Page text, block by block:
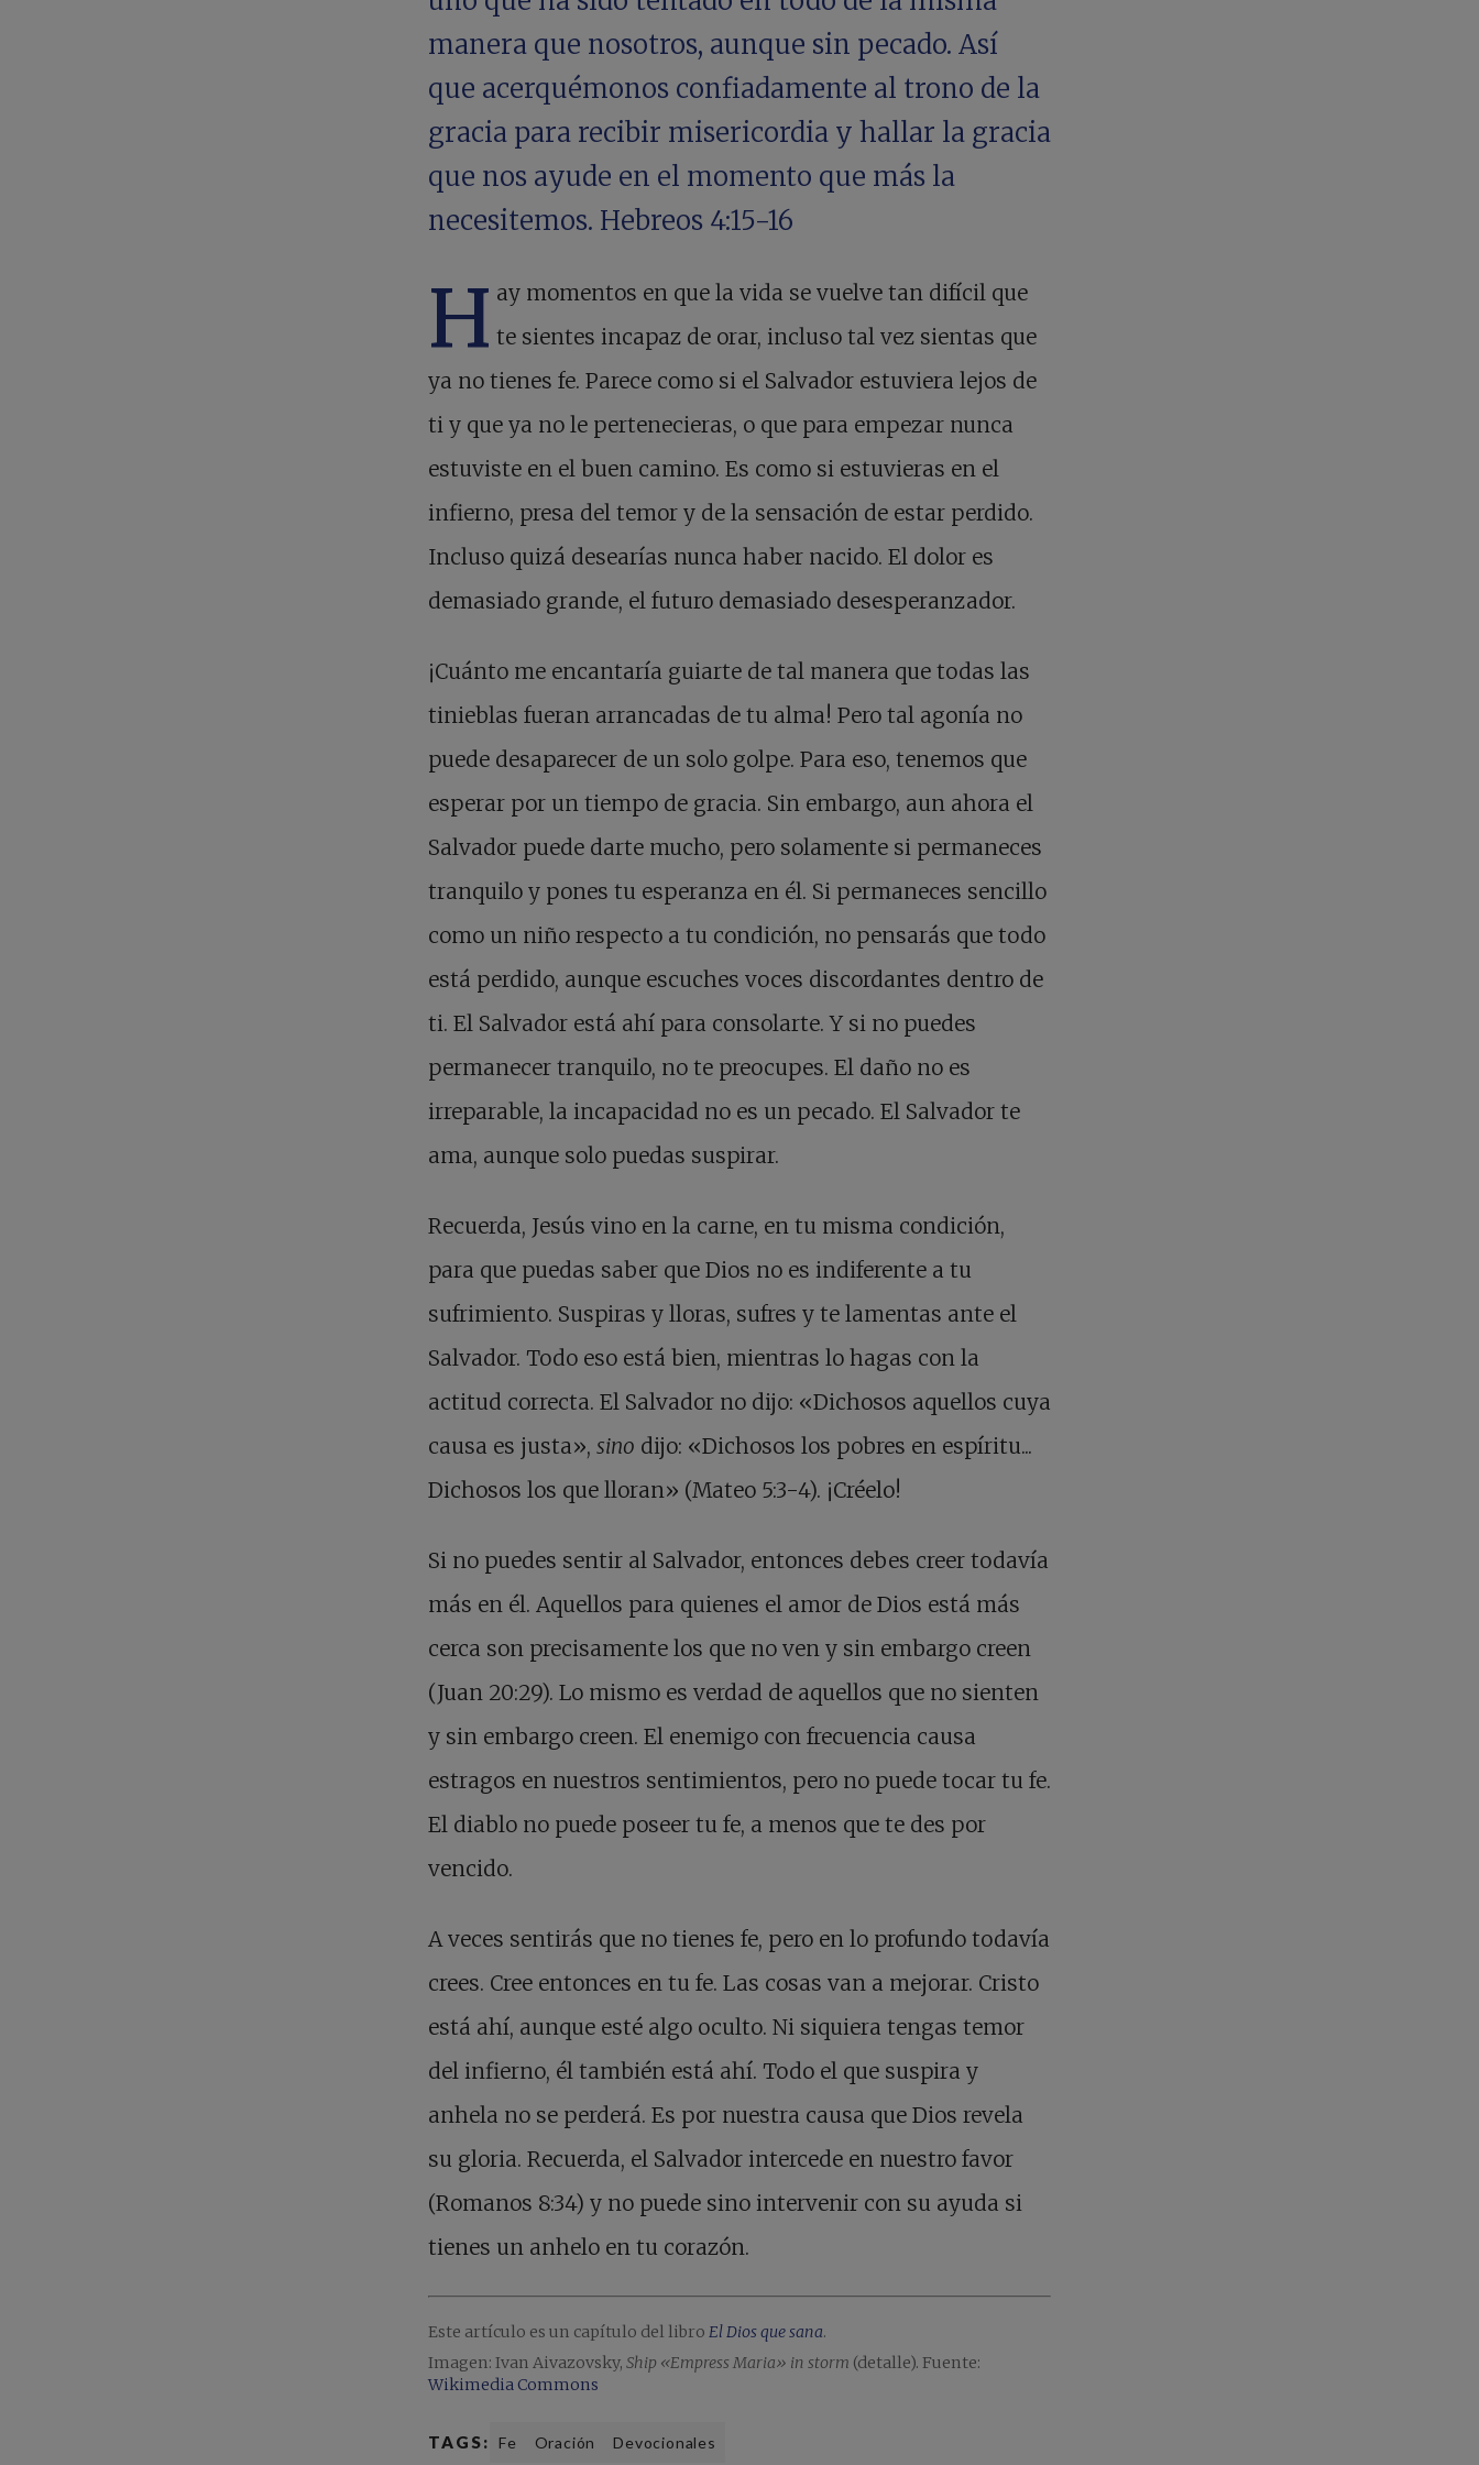
manera que nosotros, aunque sin pecado. Así
que acerquémonos confiadamente al trono de la
gracia para recibir misericordia y hallar la gracia
que nos ayude en el momento que más la
necesitemos. Hebreos 4:15-16
H ay momentos en que la vida se vuelve tan difícil que
te sientes incapaz de orar, incluso tal vez sientas que
ya no tienes fe. Parece como si el Salvador estuviera lejos de
ti y que ya no le pertenecieras, o que para empezar nunca
estuviste en el buen camino. Es como si estuvieras en el
infierno, presa del temor y de la sensación de estar perdido.
Incluso quizá desearías nunca haber nacido. El dolor es
demasiado grande, el futuro demasiado desesperanzador.
¡Cuánto me encantaría guiarte de tal manera que todas las
tinieblas fueran arrancadas de tu alma! Pero tal agonía no
puede desaparecer de un solo golpe. Para eso, tenemos que
esperar por un tiempo de gracia. Sin embargo, aun ahora el
Salvador puede darte mucho, pero solamente si permaneces
tranquilo y pones tu esperanza en él. Si permaneces sencillo
como un niño respecto a tu condición, no pensarás que todo
está perdido, aunque escuches voces discordantes dentro de
ti. El Salvador está ahí para consolarte. Y si no puedes
permanecer tranquilo, no te preocupes. El daño no es
irreparable, la incapacidad no es un pecado. El Salvador te
ama, aunque solo puedas suspirar.
Recuerda, Jesús vino en la carne, en tu misma condición,
para que puedas saber que Dios no es indiferente a tu
sufrimiento. Suspiras y lloras, sufres y te lamentas ante el
Salvador. Todo eso está bien, mientras lo hagas con la
actitud correcta. El Salvador no dijo: «Dichosos aquellos cuya
causa es justa», sino dijo: «Dichosos los pobres en espíritu...
Dichosos los que lloran» (Mateo 5:3-4). ¡Créelo!
Si no puedes sentir al Salvador, entonces debes creer todavía
más en él. Aquellos para quienes el amor de Dios está más
cerca son precisamente los que no ven y sin embargo creen
(Juan 20:29). Lo mismo es verdad de aquellos que no sienten
y sin embargo creen. El enemigo con frecuencia causa
estragos en nuestros sentimientos, pero no puede tocar tu fe.
El diablo no puede poseer tu fe, a menos que te des por
vencido.
A veces sentirás que no tienes fe, pero en lo profundo todavía
crees. Cree entonces en tu fe. Las cosas van a mejorar. Cristo
está ahí, aunque esté algo oculto. Ni siquiera tengas temor
del infierno, él también está ahí. Todo el que suspira y
anhela no se perderá. Es por nuestra causa que Dios revela
su gloria. Recuerda, el Salvador intercede en nuestro favor
(Romanos 8:34) y no puede sino intervenir con su ayuda si
tienes un anhelo en tu corazón.
Este artículo es un capítulo del libro El Dios que sana.
Imagen: Ivan Aivazovsky, Ship «Empress Maria» in storm (detalle). Fuente:
Wikimedia Commons
TAGS: Fe Oración Devocionales